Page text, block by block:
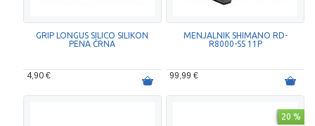
GRIP LONGUS SILICO SILIKON
PENA ČRNA
4,90 €
MENJALNIK SHIMANO RD-
R8000-SS 11P
99,99 €
20 %